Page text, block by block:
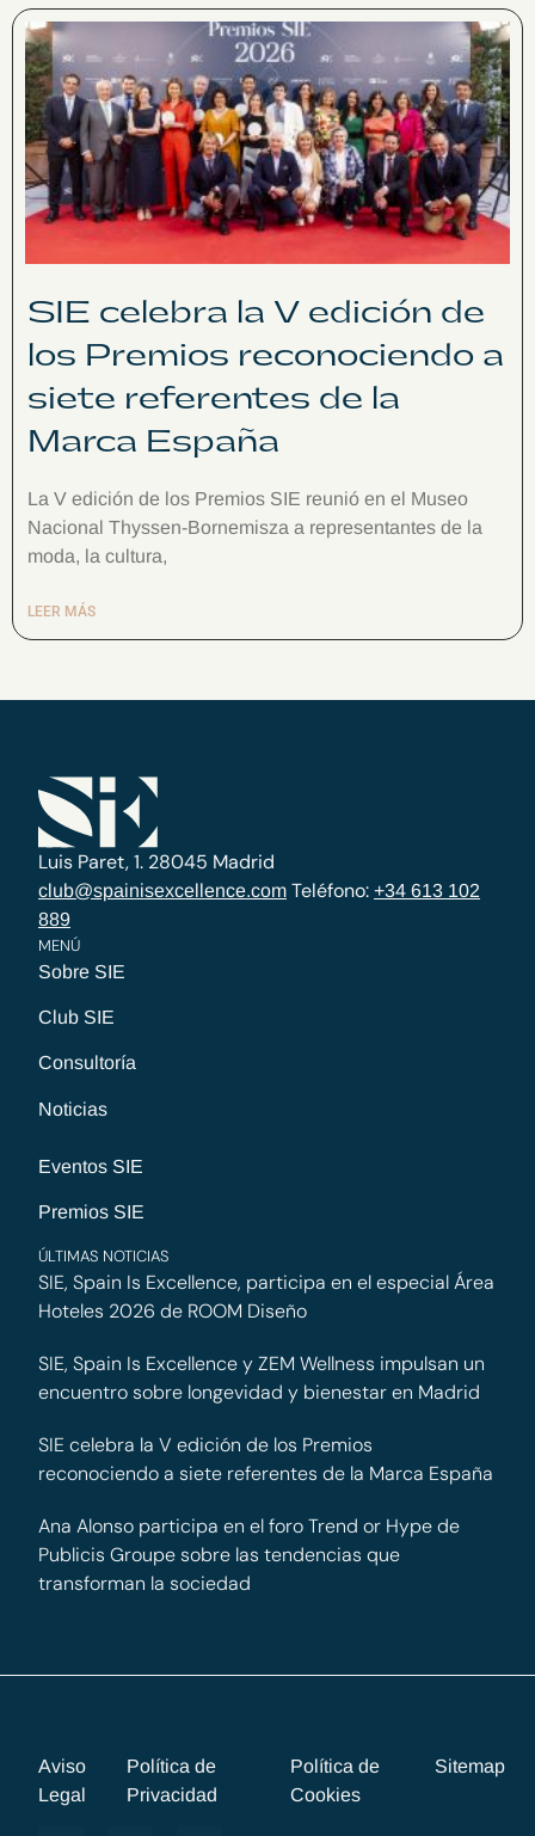
SIE celebra la V edición de
los Premios reconociendo a
siete referentes de la
Marca España
La V edición de los Premios SIE reunió en el Museo
Nacional Thyssen-Bornemisza a representantes de la
moda, la cultura,
LEER MÁS
Luis Paret, 1. 28045 Madrid
club@spainisexcellence.com Teléfono: +34 613 102
889
MENÚ
Sobre SIE
Club SIE
Consultoría
Noticias
Eventos SIE
Premios SIE
ÚLTIMAS NOTICIAS
SIE, Spain Is Excellence, participa en el especial Área
Hoteles 2026 de ROOM Diseño
SIE, Spain Is Excellence y ZEM Wellness impulsan un
encuentro sobre longevidad y bienestar en Madrid
SIE celebra la V edición de los Premios
reconociendo a siete referentes de la Marca España
Ana Alonso participa en el foro Trend or Hype de
Publicis Groupe sobre las tendencias que
transforman la sociedad
Aviso
Legal
Política de
Privacidad
Política de
Cookies
Sitemap